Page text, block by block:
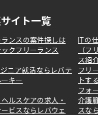
イト一覧
ランスの案件探しは
ックフリーランス
ITの
（フ
ス紹
ジニア就活ならレバテ
キー
フリ
トす
フォ
ルスケアの求人・
ビスならレバウェ
介護
スな